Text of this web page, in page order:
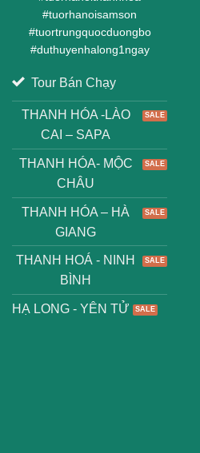
#tuorhanoisamson
#tuortrungquocduongbo
#duthuyenhalong1ngay
Tour Bán Chạy
THANH HÓA -LÀO
CAI – SAPA
THANH HÓA- MỘC
CHÂU
THANH HÓA – HÀ
GIANG
THANH HOÁ - NINH
BÌNH
HẠ LONG - YÊN TỬ